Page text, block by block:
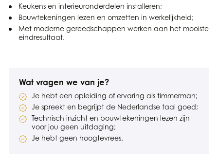
Keukens en interieuronderdelen installeren;
Bouwtekeningen lezen en omzetten in werkelijkheid;
Met moderne gereedschappen werken aan het mooiste
eindresultaat.
Wat vragen we van je?
Je hebt een opleiding of ervaring als timmerman;
Je spreekt en begrijpt de Nederlandse taal goed;
Technisch inzicht en bouwtekeningen lezen zijn
voor jou geen uitdaging;
Je hebt geen hoogtevrees.